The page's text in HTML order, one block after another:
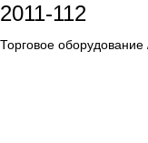
2011-112
Торговое оборудование